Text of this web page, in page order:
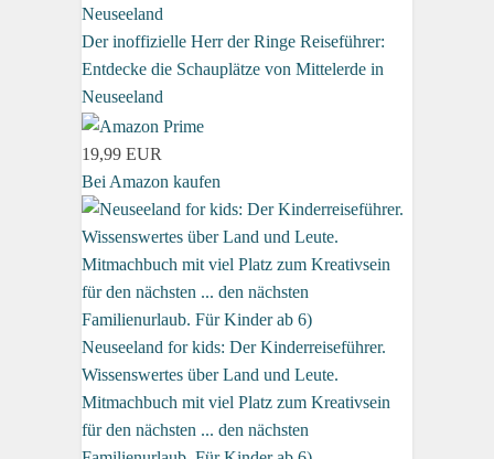
Der inoffizielle Herr der Ringe Reiseführer:
Entdecke die Schauplätze von Mittelerde in
Neuseeland
19,99 EUR
Bei Amazon kaufen
Neuseeland for kids: Der Kinderreiseführer.
Wissenswertes über Land und Leute.
Mitmachbuch mit viel Platz zum Kreativsein
für den nächsten ... den nächsten